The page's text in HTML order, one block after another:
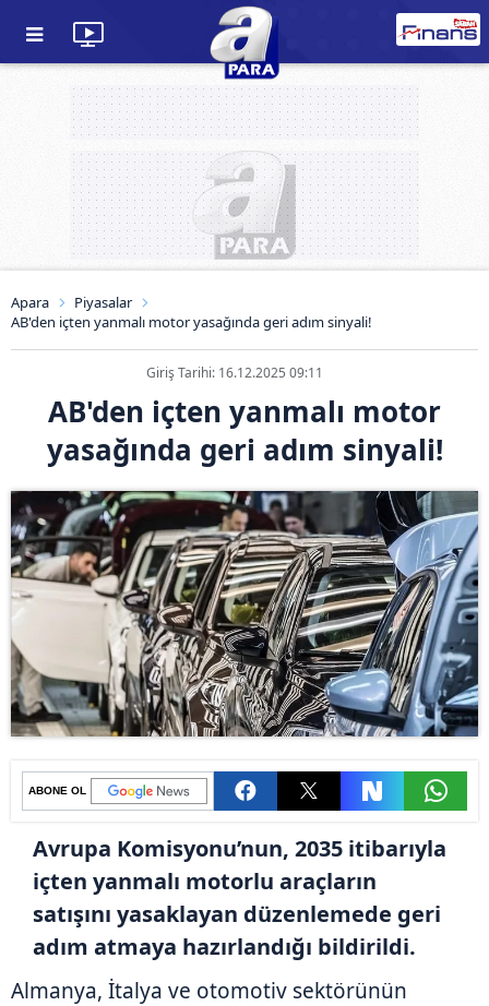
Apara
Piyasalar
AB'den içten yanmalı motor yasağında geri adım sinyali!
Giriş Tarihi: 16.12.2025 09:11
AB'den içten yanmalı motor
yasağında geri adım sinyali!
ABONE OL
Avrupa Komisyonu’nun, 2035 itibarıyla
içten yanmalı motorlu araçların
satışını yasaklayan düzenlemede geri
adım atmaya hazırlandığı bildirildi.
Almanya, İtalya ve otomotiv sektörünün